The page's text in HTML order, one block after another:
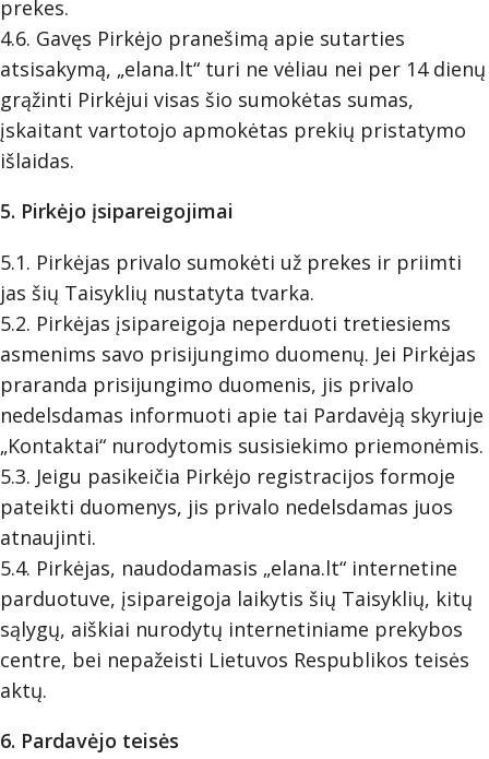
prekes.
4.6. Gavęs Pirkėjo pranešimą apie sutarties
atsisakymą, „elana.lt“ turi ne vėliau nei per 14 dienų
grąžinti Pirkėjui visas šio sumokėtas sumas,
įskaitant vartotojo apmokėtas prekių pristatymo
išlaidas.
5. Pirkėjo įsipareigojimai
5.1. Pirkėjas privalo sumokėti už prekes ir priimti
jas šių Taisyklių nustatyta tvarka.
5.2. Pirkėjas įsipareigoja neperduoti tretiesiems
asmenims savo prisijungimo duomenų. Jei Pirkėjas
praranda prisijungimo duomenis, jis privalo
nedelsdamas informuoti apie tai Pardavėją skyriuje
„Kontaktai“ nurodytomis susisiekimo priemonėmis.
5.3. Jeigu pasikeičia Pirkėjo registracijos formoje
pateikti duomenys, jis privalo nedelsdamas juos
atnaujinti.
5.4. Pirkėjas, naudodamasis „elana.lt“ internetine
parduotuve, įsipareigoja laikytis šių Taisyklių, kitų
sąlygų, aiškiai nurodytų internetiniame prekybos
centre, bei nepažeisti Lietuvos Respublikos teisės
aktų.
6. Pardavėjo teisės